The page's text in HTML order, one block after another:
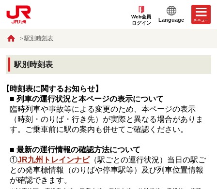
Web会員
ログイン
Language
駅別時刻表
駅別時刻表
【時刻表に関するお知らせ】
■ 列車の運行状況と本ページの表示について
臨時列車や事故等による変更のため、本ページの表示
（時刻・のりば・行き先）が実際と異なる場合がありま
す。ご乗車前に駅の案内も併せてご確認ください。
■ 最新の運行情報の確認方法について
①JR九州トレインナビ（駅ごとの運行状況）当日の駅ご
との発車標情報（のりばや停車駅等）及び列車位置情報
が確認できます。